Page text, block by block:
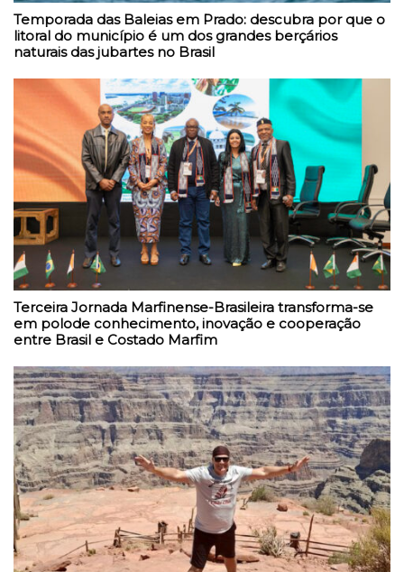
Temporada das Baleias em Prado: descubra por que o
litoral do município é um dos grandes berçários
naturais das jubartes no Brasil
Terceira Jornada Marfinense-Brasileira transforma-se
em polode conhecimento, inovação e cooperação
entre Brasil e Costado Marfim